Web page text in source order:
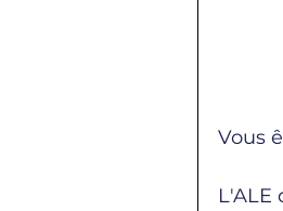
Vous
L'ALE